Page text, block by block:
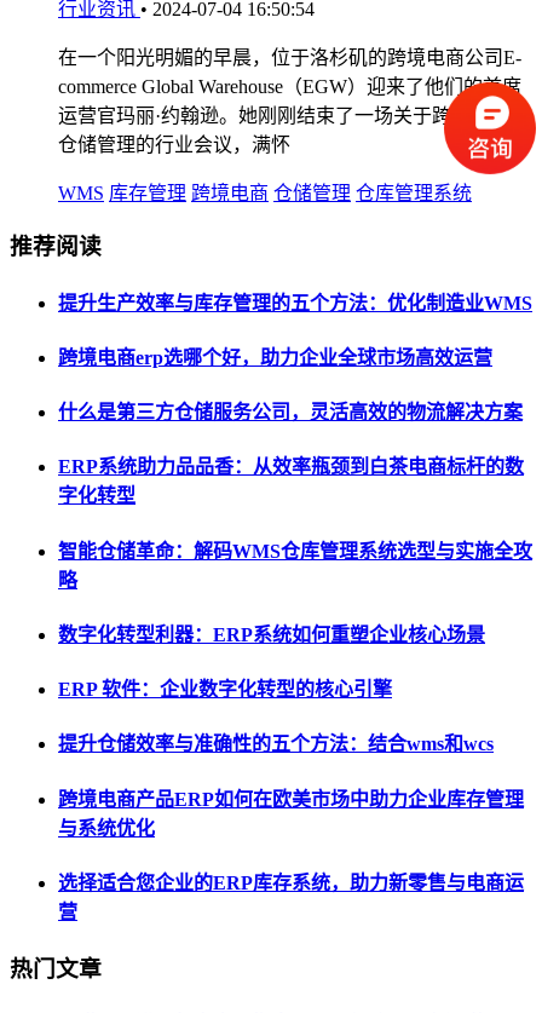
行业资讯 • 2024-07-04 16:50:54
在一个阳光明媚的早晨，位于洛杉矶的跨境电商公司E-
commerce Global Warehouse（EGW）迎来了他们的首席
运营官玛丽·约翰逊。她刚刚结束了一场关于跨境WMS
仓储管理的行业会议，满怀
WMS 库存管理 跨境电商 仓储管理 仓库管理系统
推荐阅读
提升生产效率与库存管理的五个方法：优化制造业WMS
跨境电商erp选哪个好，助力企业全球市场高效运营
什么是第三方仓储服务公司，灵活高效的物流解决方案
ERP系统助力品品香：从效率瓶颈到白茶电商标杆的数
字化转型
智能仓储革命：解码WMS仓库管理系统选型与实施全攻
略
数字化转型利器：ERP系统如何重塑企业核心场景
ERP 软件：企业数字化转型的核心引擎
提升仓储效率与准确性的五个方法：结合wms和wcs
跨境电商产品ERP如何在欧美市场中助力企业库存管理
与系统优化
选择适合您企业的ERP库存系统，助力新零售与电商运
营
热门文章